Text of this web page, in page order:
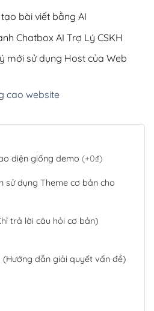
bài viết bằng AI
Chatbox AI Trợ Lý CSKH
mới sử dụng Host của Web
cao website
diện giống demo (+0₫)
sử dụng Theme cơ bản cho
trả lời câu hỏi cơ bản)
dẫn giải quyết vấn đề)